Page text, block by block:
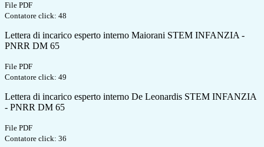
File PDF
Contatore click: 48
Lettera di incarico esperto interno Maiorani STEM INFANZIA -
PNRR DM 65
File PDF
Contatore click: 49
Lettera di incarico esperto interno De Leonardis STEM INFANZIA
- PNRR DM 65
File PDF
Contatore click: 36